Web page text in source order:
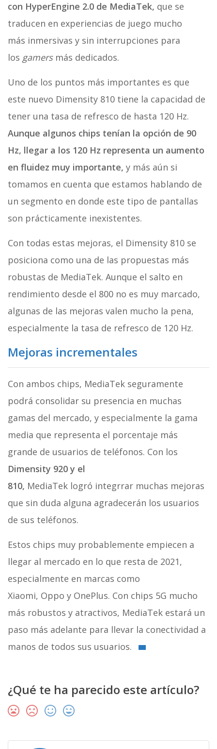
con HyperEngine 2.0 de MediaTek, que se
traducen en experiencias de juego mucho
más inmersivas y sin interrupciones para
los gamers más dedicados.
Uno de los puntos más importantes es que
este nuevo Dimensity 810 tiene la capacidad de
tener una tasa de refresco de hasta 120 Hz.
Aunque algunos chips tenían la opción de 90
Hz, llegar a los 120 Hz representa un aumento
en fluidez muy importante, y más aún si
tomamos en cuenta que estamos hablando de
un segmento en donde este tipo de pantallas
son prácticamente inexistentes.
Con todas estas mejoras, el Dimensity 810 se
posiciona como una de las propuestas más
robustas de MediaTek. Aunque el salto en
rendimiento desde el 800 no es muy marcado,
algunas de las mejoras valen mucho la pena,
especialmente la tasa de refresco de 120 Hz.
Mejoras incrementales
Con ambos chips, MediaTek seguramente
podrá consolidar su presencia en muchas
gamas del mercado, y especialmente la gama
media que representa el porcentaje más
grande de usuarios de teléfonos. Con los
Dimensity 920 y el
810, MediaTek logró integrrar muchas mejoras
que sin duda alguna agradecerán los usuarios
de sus teléfonos.
Estos chips muy probablemente empiecen a
llegar al mercado en lo que resta de 2021,
especialmente en marcas como
Xiaomi, Oppo y OnePlus. Con chips 5G mucho
más robustos y atractivos, MediaTek estará un
paso más adelante para llevar la conectividad a
manos de todos sus usuarios.
¿Qué te ha parecido este artículo?